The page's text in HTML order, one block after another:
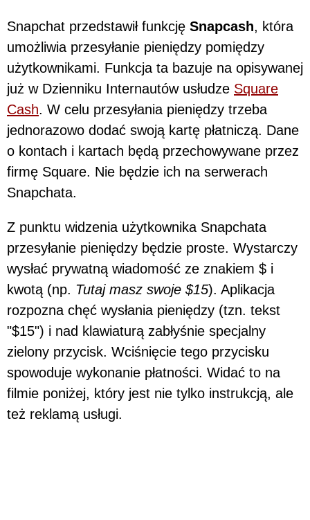
Snapchat przedstawił funkcję Snapcash, która
umożliwia przesyłanie pieniędzy pomiędzy
użytkownikami. Funkcja ta bazuje na opisywanej
już w Dzienniku Internautów usłudze Square
Cash. W celu przesyłania pieniędzy trzeba
jednorazowo dodać swoją kartę płatniczą. Dane
o kontach i kartach będą przechowywane przez
firmę Square. Nie będzie ich na serwerach
Snapchata.
Z punktu widzenia użytkownika Snapchata
przesyłanie pieniędzy będzie proste. Wystarczy
wysłać prywatną wiadomość ze znakiem $ i
kwotą (np. Tutaj masz swoje $15). Aplikacja
rozpozna chęć wysłania pieniędzy (tzn. tekst
"$15") i nad klawiaturą zabłyśnie specjalny
zielony przycisk. Wciśnięcie tego przycisku
spowoduje wykonanie płatności. Widać to na
filmie poniżej, który jest nie tylko instrukcją, ale
też reklamą usługi.